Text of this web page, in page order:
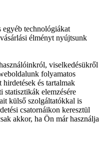
egyéb technológiákat
élményt nyújtsunk
viselkedésükről
folyamatos
hirdetések és tartalmak
statisztikák elemzésére
külső szolgáltatókkal is
csatornáikon keresztül
akkor, ha Ön már használja